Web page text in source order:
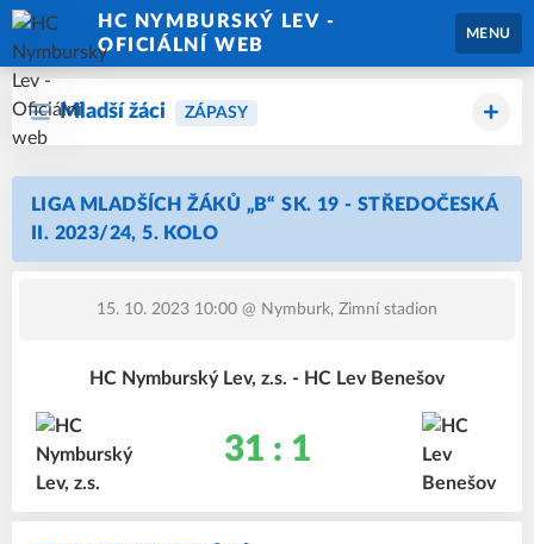
HC NYMBURSKÝ LEV -
OFICIÁLNÍ WEB
MENU
Mladší žáci ZÁPASY
LIGA MLADŠÍCH ŽÁKŮ „B“ SK. 19 - STŘEDOČESKÁ
II. 2023/24, 5. KOLO
15. 10. 2023 10:00 @ Nymburk, Zimní stadion
HC Nymburský Lev, z.s. - HC Lev Benešov
31 : 1